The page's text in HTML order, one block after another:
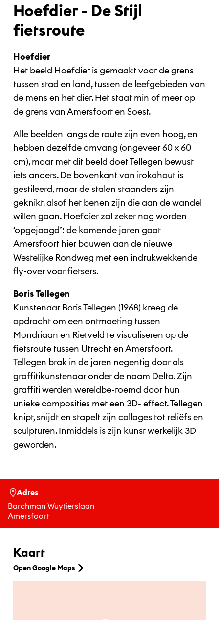
Hoefdier - De Stijl
fietsroute
Hoefdier
Het beeld Hoefdier is gemaakt voor de grens
tussen stad en land, tussen de leefgebieden van
de mens en het dier. Het staat min of meer op
de grens van Amersfoort en Soest.
Alle beelden langs de route zijn even hoog, en
hebben dezelfde omvang (ongeveer 60 x 60
cm), maar met dit beeld doet Tellegen bewust
iets anders. De bovenkant van irokohout is
gestileerd, maar de stalen staanders zijn
geknikt, alsof het benen zijn die aan de wandel
willen gaan. Hoefdier zal zeker nog worden
‘opgejaagd’: de komende jaren gaat
Amersfoort hier bouwen aan de nieuwe
Westelijke Rondweg met een indrukwekkende
fly-over voor fietsers.
Boris Tellegen
Kunstenaar Boris Tellegen (1968) kreeg de
opdracht om een ontmoeting tussen
Mondriaan en Rietveld te visualiseren op de
fietsroute tussen Utrecht en Amersfoort.
Tellegen brak in de jaren negentig door als
graffitikunstenaar onder de naam Delta. Zijn
graffiti werden wereldbe-roemd door hun
unieke composities met een 3D- effect. Tellegen
knipt, snijdt en stapelt zijn collages tot reliëfs en
sculpturen. Inmiddels is zijn kunst werkelijk 3D
geworden.
Adres
Barchman Wuytierslaan
Amersfoort
Kaart
Open Google Maps